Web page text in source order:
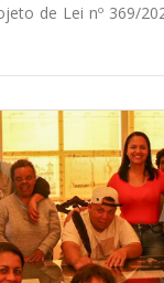
de Lei nº 369/